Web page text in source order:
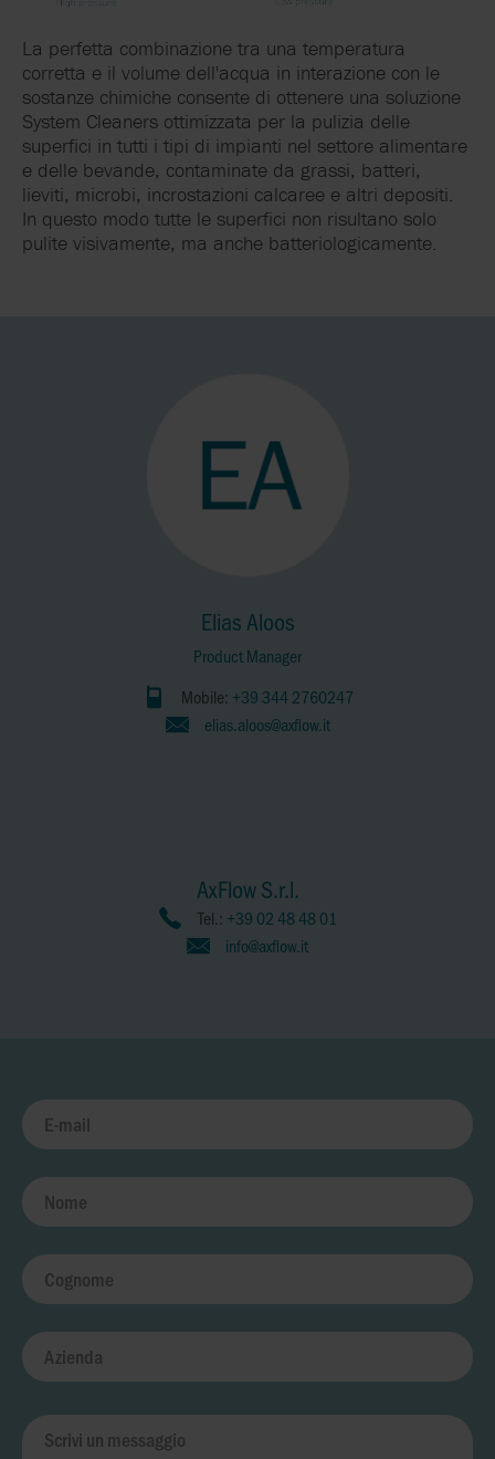
La perfetta combinazione tra una temperatura
corretta e il volume dell'acqua in interazione con le
sostanze chimiche consente di ottenere una soluzione
System Cleaners ottimizzata per la pulizia delle
superfici in tutti i tipi di impianti nel settore alimentare
e delle bevande, contaminate da grassi, batteri,
lieviti, microbi, incrostazioni calcaree e altri depositi.
In questo modo tutte le superfici non risultano solo
pulite visivamente, ma anche batteriologicamente.
Elias Aloos
Product Manager
Mobile: +39 344 2760247
elias.aloos@axflow.it
AxFlow S.r.l.
Tel.: +39 02 48 48 01
info@axflow.it